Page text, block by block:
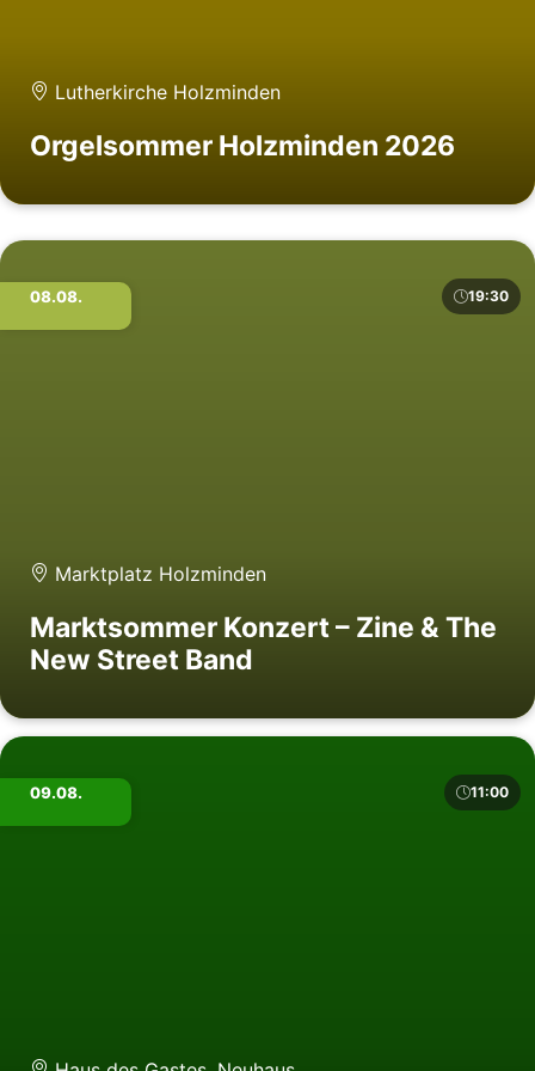
Lutherkirche Holzminden
Orgelsommer Holzminden 2026
08.08. 19:30
Marktplatz Holzminden
Marktsommer Konzert – Zine & The
New Street Band
09.08. 11:00